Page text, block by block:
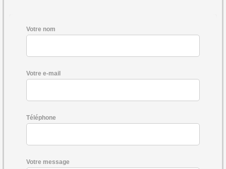
Votre nom
Votre e-mail
Téléphone
Votre message